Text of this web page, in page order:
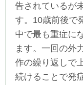
告されているが
す。 10歳前後で
中で最も重症に
ます。 一回の外
作の繰り返しで
続けることで発